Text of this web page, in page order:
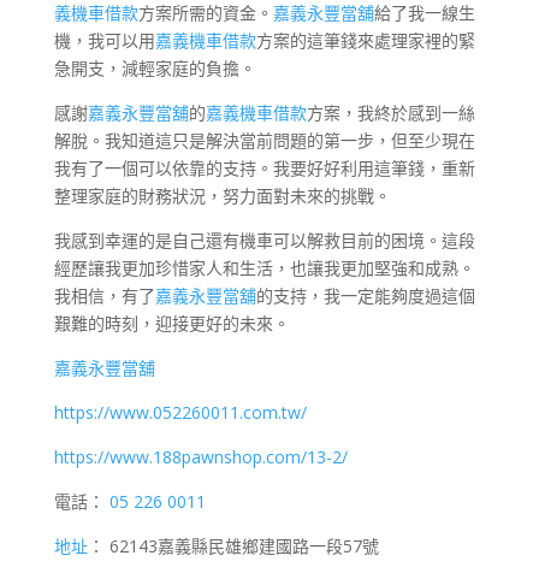
義機車借款方案所需的資金。 嘉義永豐當舖給了我一線生
機，我可以用嘉義機車借款方案的這筆錢來處理家裡的緊
急開支，減輕家庭的負擔。
感謝嘉義永豐當舖的嘉義機車借款方案，我終於感到一絲
解脫。我知道這只是解決當前問題的第一步，但至少現在
我有了一個可以依靠的支持。我要好好利用這筆錢，重新
整理家庭的財務狀況，努力面對未來的挑戰。
我感到幸運的是自己還有機車可以解救目前的困境。這段
經歷讓我更加珍惜家人和生活，也讓我更加堅強和成熟。
我相信，有了嘉義永豐當舖的支持，我一定能夠度過這個
艱難的時刻，迎接更好的未來。
嘉義永豐當舖
https://www.052260011.com.tw/
https://www.188pawnshop.com/13-2/
電話： 05 226 0011
地址： 62143嘉義縣民雄鄉建國路一段57號